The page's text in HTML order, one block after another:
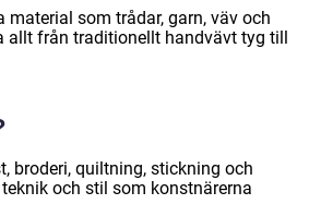
som trådar, garn, väv och
allt från traditionellt handvävt tyg till
broderi, quiltning, stickning och
och stil som konstnärerna